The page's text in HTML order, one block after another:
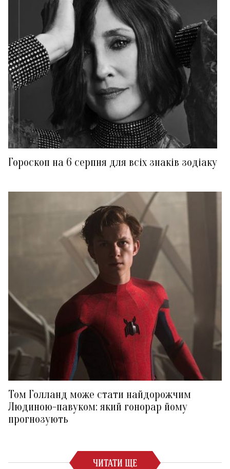
Гороскоп на 6 серпня для всіх знаків зодіаку
Том Голланд може стати найдорожчим
Людиною-павуком: який гонорар йому
прогнозують
ЧИТАТИ ЩЕ